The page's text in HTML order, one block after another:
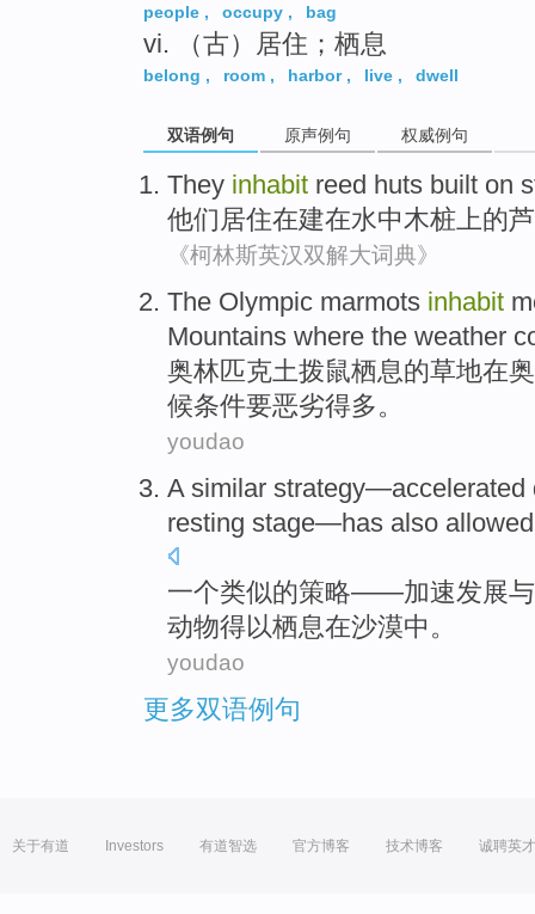
people , occupy , bag
vi. （古）居住；栖息
belong , room , harbor, live , dwell
双语例句 原声例句 权威例句
They inhabit reed huts built on
他们居住在建在水中木桩上的
《柯林斯英汉双解大词典》
The Olympic marmots inhabit
Mountains where the weather
奥林匹克土拨鼠栖息的草地在
候条件要恶劣得多。
youdao
A similar strategy—accelerated
resting stage—has also allowed
一个类似的策略——加速发展与
动物得以栖息在沙漠中。
youdao
更多双语例句
关于有道 Investors 有道智选 官方博客 技术博客 诚聘英才